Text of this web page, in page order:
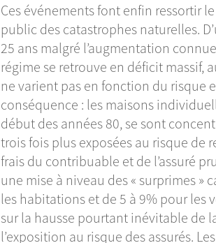
Ces événements font enfin ressortir
public des catastrophes naturelles.
25 ans malgré l’augmentation
régime se retrouve en déficit massif,
ne varient pas en fonction du
conséquence : les maisons
début des années 80, se sont
trois fois plus exposées au risque de
frais du contribuable et de l’assuré
une mise à niveau des « surprimes »
les habitations et de 5 à 9% pour les
sur la hausse pourtant inévitable de
l’exposition au risque des assurés.